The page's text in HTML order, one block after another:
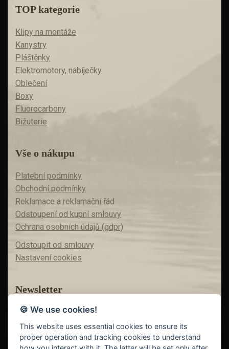
TOP kategorie
Klipy na montáže
Kanystry
Pláštěnky
Elektromotory, nabíječky
Oblečení
Boxy
Fluorocarbony
Bižuterie
Vše o nákupu
Platební podmínky
Obchodní podmínky
Reklamace a reklamační řád
Odstoupení od kupní smlouvy
Ochrana osobních údajů (gdpr)
Odstoupit od smlouvy
Nastavení cookies
Newsletter
Máte zájem o akční nabídky?
Teď už vám nic neunikne!
🍪 We use cookies!
This website uses essential cookies to ensure its
proper operation and tracking cookies to understand